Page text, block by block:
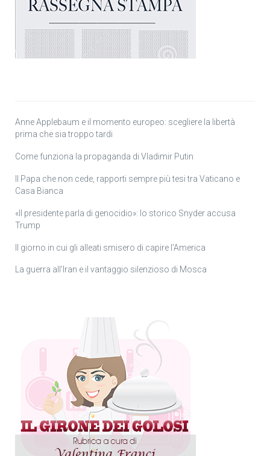
Anne Applebaum e il momento europeo: scegliere la libertà
prima che sia troppo tardi
Come funziona la propaganda di Vladimir Putin
Il Papa che non cede, rapporti sempre più tesi tra Vaticano e
Casa Bianca
«Il presidente parla di genocidio»: lo storico Snyder accusa
Trump
Il giorno in cui gli alleati smisero di capire l’America
La guerra all’Iran e il vantaggio silenzioso di Mosca